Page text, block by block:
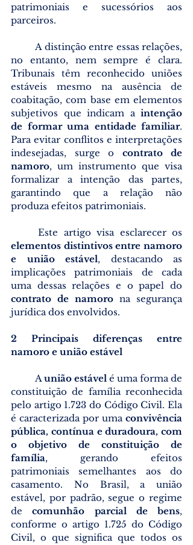
patrimoniais e sucessórios aos
parceiros.
no entanto, nem sempre é clara.
Tribunais têm reconhecido uniões
estáveis mesmo na ausência de
coabitação, com base em elementos
subjetivos que indicam a intenção
de formar uma entidade familiar.
Para evitar conflitos e interpretações
indesejadas, surge o contrato de
namoro, um instrumento que visa
formalizar a intenção das partes,
garantindo que a relação não
produza efeitos patrimoniais.
elementos distintivos entre namoro
e união estável, destacando as
implicações patrimoniais de cada
contrato de namoro na segurança
jurídica dos envolvidos.
2 Principais diferenças entre
namoro e união estável
	A
união estável é uma forma de
constituição de família reconhecida
pelo artigo 1.723 do Código Civil. Ela
é caracterizada por uma convivência
pública, contínua e duradoura, com
o objetivo de constituição de
família, gerando efeitos
patrimoniais semelhantes aos do
casamento. No Brasil, a união
estável, por padrão, segue o regime
de comunhão parcial de bens,
conforme o artigo 1.725 do Código
Civil, o que significa que todos os